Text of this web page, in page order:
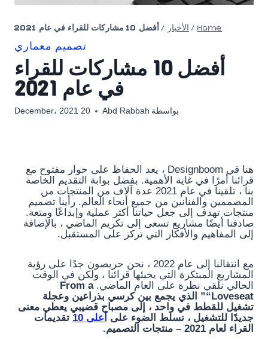
Home
/ الأخبار / أفضل 10 مشاركات للقراء في عام 2021
تصميم معماري
أفضل 10 مشاركات للقراء
في عام 2021
بواسطة Abd Rabbah 20 December، 2021
هنا في Designboom ، يعد الحفاظ على حوار مفتوح مع
قرائنا أمرًا في غاية الأهمية. بفضل بوابة التقديم الخاصة
بنا ، تلقينا في عام 2021 عدة آلاف من المنتجات من
المصممين والفنانين من جميع أنحاء العالم. رأينا تصميم
منتجات تهدف إلى جعل حياتنا أكثر عملية وإبداعًا ومتعة.
صادفنا أيضًا مشاريع تسعى إلى تكريم الماضي ، بالإضافة
إلى المفاهيم والأفكار التي تركز على المستقبل.
مع انتقالنا إلى عام 2022 ، نحن حريصون جدًا على رؤية
المشاريع المبتكرة التي يخبئها قرائنا ، ولكن في الوقت
الحالي نلقي نظرة على العام الماضي.
From a
“Loveseat” الذي يجمع بين كرسي بذراعين وعجلة
تشغيل للقطط في واحد ، إلى مصباح قضيبي يعطي معنى
جديدًا للتشغيل ، نسلط الضوء على أعلى 10
تقديمات
القراء لعام 2021 – منتجات التصميم.